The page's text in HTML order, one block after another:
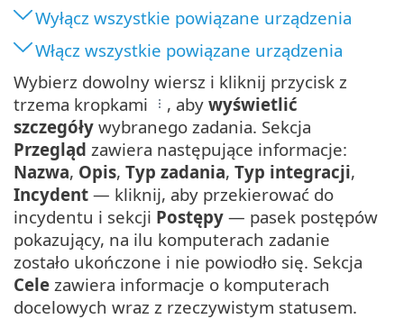
Wyłącz wszystkie powiązane urządzenia
Włącz wszystkie powiązane urządzenia
Wybierz dowolny wiersz i kliknij przycisk z
trzema kropkami
, aby wyświetlić
szczegóły wybranego zadania. Sekcja
Przegląd zawiera następujące informacje:
Nazwa, Opis, Typ zadania, Typ integracji,
Incydent — kliknij, aby przekierować do
incydentu i sekcji Postępy — pasek postępów
pokazujący, na ilu komputerach zadanie
zostało ukończone i nie powiodło się. Sekcja
Cele zawiera informacje o komputerach
docelowych wraz z rzeczywistym statusem.